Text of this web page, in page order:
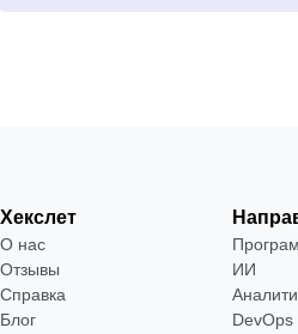
Хекслет
О нас
Отзывы
Справка
Блог
ИИ
DevOps